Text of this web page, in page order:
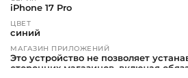
iPhone 17 Pro
ЦВЕТ
синий
МАГАЗИН ПРИЛОЖЕНИЙ
Это устройство не позволяет
сторонних магазинов, включая